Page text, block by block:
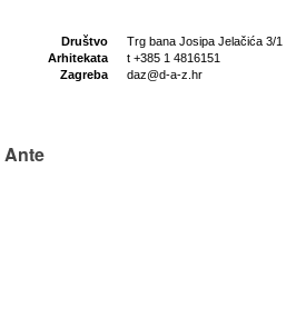
Društvo
Arhitekata
Zagreba
Trg bana Josipa Jelačića 3/1
t +385 1 4816151
daz@d-a-z.hr